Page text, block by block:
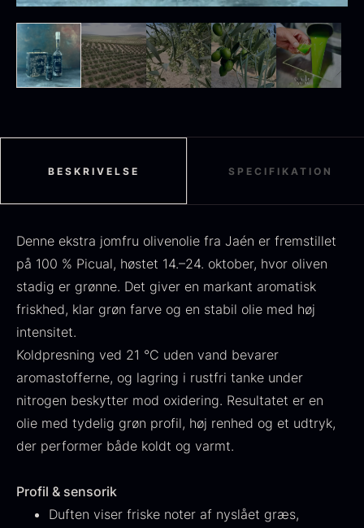
Fra125,00 kr.
Sort sommertrøffel
Fra125,00 kr.
TILBUD
Oscietra - Dieckmann &
Hansen
Fra224,00 kr.Original
price
224,00 .
106,25 kr.Current
price
106,25 .
På lager
Frossen foie gras - Deveined
Fra 530,00 kr.
På lager
BESKRIVELSE SPECIFIKATION
Denne ekstra jomfru olivenolie fra Jaén er fremstillet
på 100 % Picual, høstet 14.–24. oktober, hvor oliven
stadig er grønne. Det giver en markant aromatisk
friskhed, klar grøn farve og en stabil olie med høj
intensitet.
Koldpresning ved 21 °C uden vand bevarer
aromastofferne, og lagring i rustfri tanke under
nitrogen beskytter mod oxidering. Resultatet er en
olie med tydelig grøn profil, høj renhed og et udtryk,
der performer både koldt og varmt.
Profil & sensorik
Duften viser friske noter af nyslået græs,